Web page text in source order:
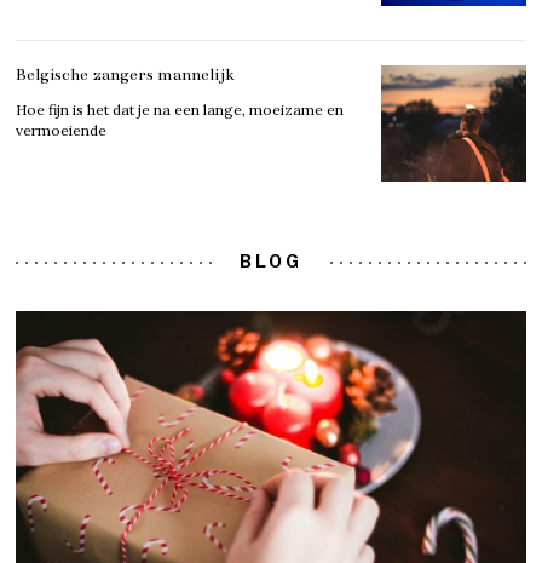
Belgische zangers mannelijk
Hoe fijn is het dat je na een lange, moeizame en
vermoeiende
BLOG